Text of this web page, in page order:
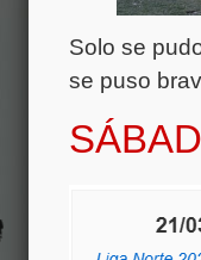
Solo se
se puso